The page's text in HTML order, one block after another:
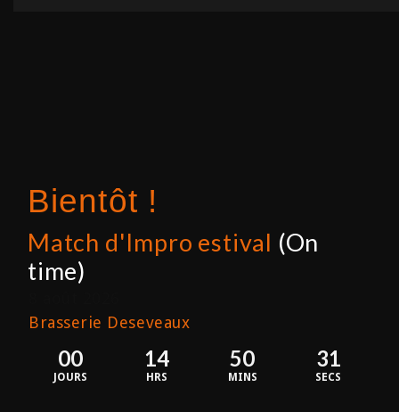
Bientôt !
Match d'Impro estival (On
time)
Brasserie Deseveaux
00
JOURS
14
HRS
50
MINS
31
SECS